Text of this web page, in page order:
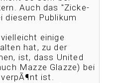
Auch das "Zicke-
diesem Publikum
einige
hat, zu der
ist, dass United
Mazze Glazze) bei
ist.